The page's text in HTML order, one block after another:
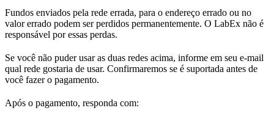
Fundos enviados pela rede errada, para o endereço errado ou no
valor errado podem ser perdidos permanentemente. O LabEx não é
responsável por essas perdas.
Se você não puder usar as duas redes acima, informe em seu e-mail
qual rede gostaria de usar. Confirmaremos se é suportada antes de
você fazer o pagamento.
Após o pagamento, responda com: